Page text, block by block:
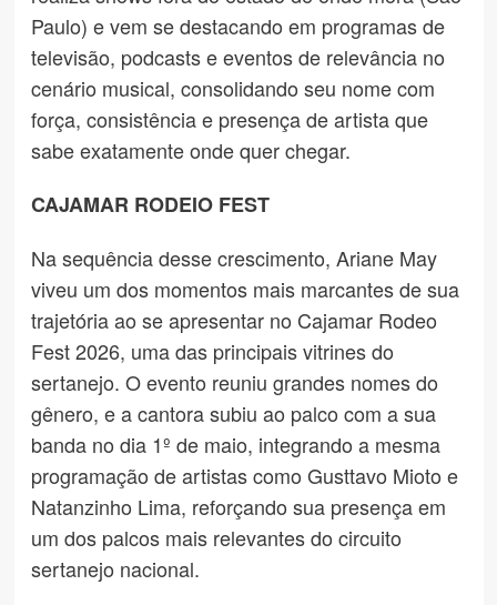
Paulo) e vem se destacando em programas de
televisão, podcasts e eventos de relevância no
cenário musical, consolidando seu nome com
força, consistência e presença de artista que
sabe exatamente onde quer chegar.
CAJAMAR RODEIO FEST
Na sequência desse crescimento, Ariane May
viveu um dos momentos mais marcantes de sua
trajetória ao se apresentar no Cajamar Rodeo
Fest 2026, uma das principais vitrines do
sertanejo. O evento reuniu grandes nomes do
gênero, e a cantora subiu ao palco com a sua
banda no dia 1º de maio, integrando a mesma
programação de artistas como Gusttavo Mioto e
Natanzinho Lima, reforçando sua presença em
um dos palcos mais relevantes do circuito
sertanejo nacional.